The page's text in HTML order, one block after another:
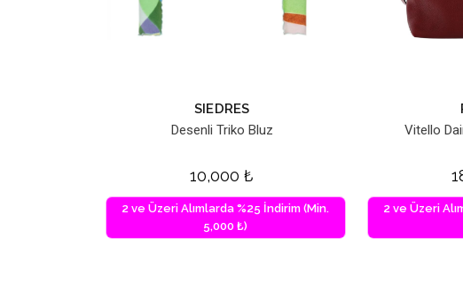
SIEDRES
Desenli Triko Bluz
10,000₺
2 ve Üzeri Alımlarda %25 İndirim (Min.
5,000 ₺)
Vitello
2 ve Üzeri